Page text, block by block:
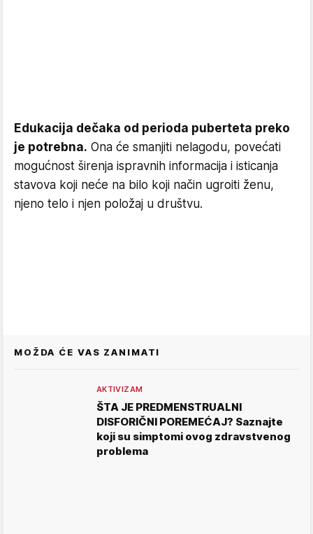
Edukacija dečaka od perioda puberteta preko
je potrebna. Ona će smanjiti nelagodu, povećati
mogućnost širenja ispravnih informacija i isticanja
stavova koji neće na bilo koji način ugroiti ženu,
njeno telo i njen položaj u društvu.
MOŽDA ĆE VAS ZANIMATI
AKTIVIZAM
ŠTA JE PREDMENSTRUALNI
DISFORIČNI POREMEĆAJ? Saznajte
koji su simptomi ovog zdravstvenog
problema